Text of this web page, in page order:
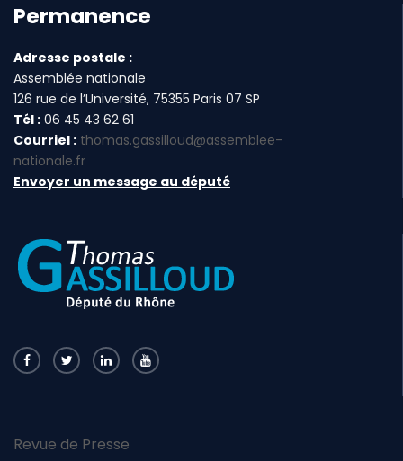
Permanence
Adresse postale :
Assemblée nationale
126 rue de l’Université, 75355 Paris 07 SP
Tél : 06 45 43 62 61
Courriel : thomas.gassilloud@assemblee-
nationale.fr
Envoyer un message au député
Revue de Presse